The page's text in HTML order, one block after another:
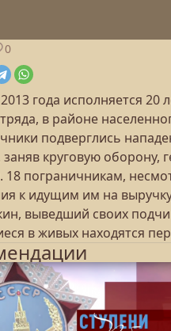
0
года исполняется 20
в районе
подверглись
заняв круговую оборону,
18 пограничникам,
к идущим им на
выведший своих
в живых находятся